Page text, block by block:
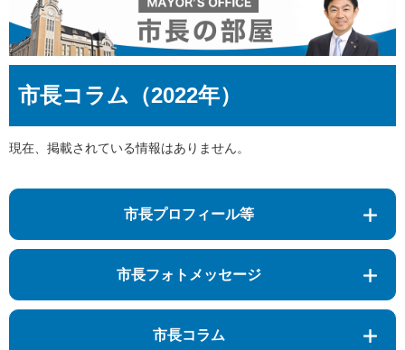
本
文
へ
文市長コラム（2022年）
現在、掲載されている情報はありません。
市長プロフィール等
市長フォトメッセージ
市長コラム